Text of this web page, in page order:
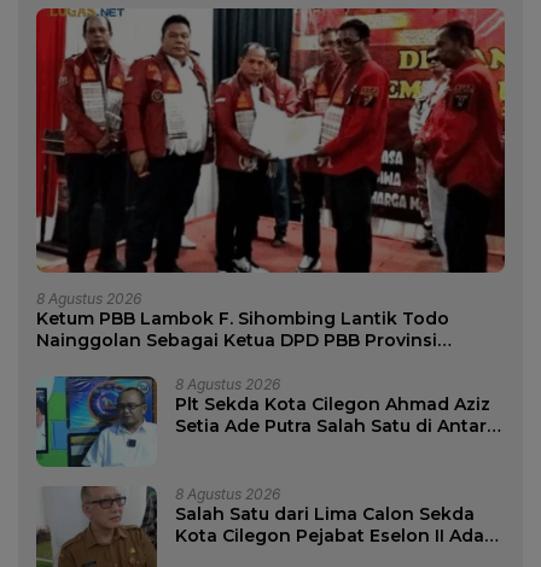
8 Agustus 2026
Ketum PBB Lambok F. Sihombing Lantik Todo
Nainggolan Sebagai Ketua DPD PBB Provinsi
8 Agustus 2026
Plt Sekda Kota Cilegon Ahmad Aziz
Setia Ade Putra Salah Satu di Antara
8 Agustus 2026
Salah Satu dari Lima Calon Sekda
Kota Cilegon Pejabat Eselon II Ada